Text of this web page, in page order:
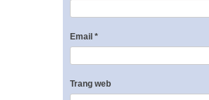
Email *
Trang web